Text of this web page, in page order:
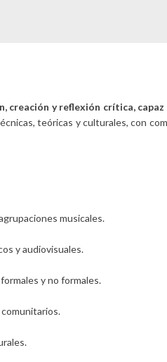
creación y reflexión crítica,
teóricas y culturales, con
musicales.
y audiovisuales.
y no formales.